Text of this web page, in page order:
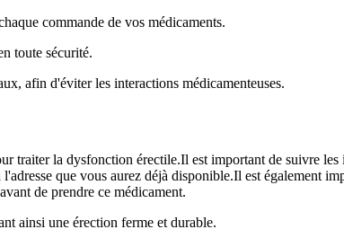
commande de vos médicaments.
toute sécurité.
afin d'éviter les interactions médicamenteuses.
traiter la dysfonction érectile.Il est important de suivre
que vous aurez déjà disponible.Il est également
de prendre ce médicament.
ainsi une érection ferme et durable.